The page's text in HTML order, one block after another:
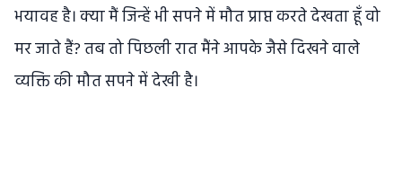
भयावह है। क्या मैं जिन्हें भी सपने में मौत प्राप्त करते देखता हूँ वो
मर जाते हैं? तब तो पिछली रात मैंने आपके जैसे दिखने वाले
व्यक्ति की मौत सपने में देखी है।